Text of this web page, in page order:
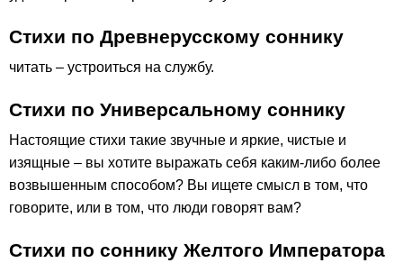
Стихи по Древнерусскому соннику
читать – устроиться на службу.
Стихи по Универсальному соннику
Настоящие стихи такие звучные и яркие, чистые и
изящные – вы хотите выражать себя каким-либо более
возвышенным способом? Вы ищете смысл в том, что
говорите, или в том, что люди говорят вам?
Стихи по соннику Желтого Императора